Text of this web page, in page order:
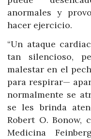
anormales y
hacer ejercicio.
“Un ataque
tan silencioso,
malestar en el
para respirar—
normalmente se
se les brinda
Robert O. Bonow,
Medicina